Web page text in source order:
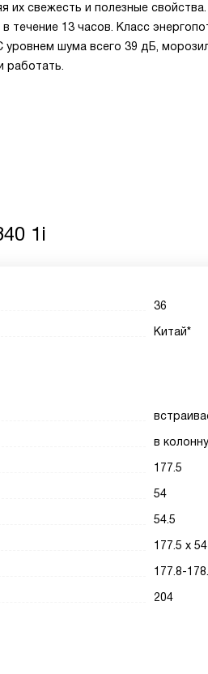
свежесть и полезные
течение 13 часов. Класс
шума всего 39 дБ,
работать.
1i
36
Китай*
в колонну
177.5
54
54.5
177.5 х
177.8-
204